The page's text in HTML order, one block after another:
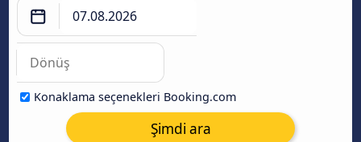
Konaklama seçenekleri Booking.com
Şimdi ara